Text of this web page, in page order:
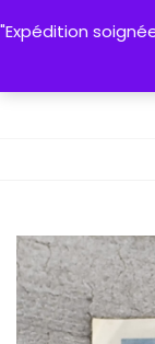
"Expédition
to